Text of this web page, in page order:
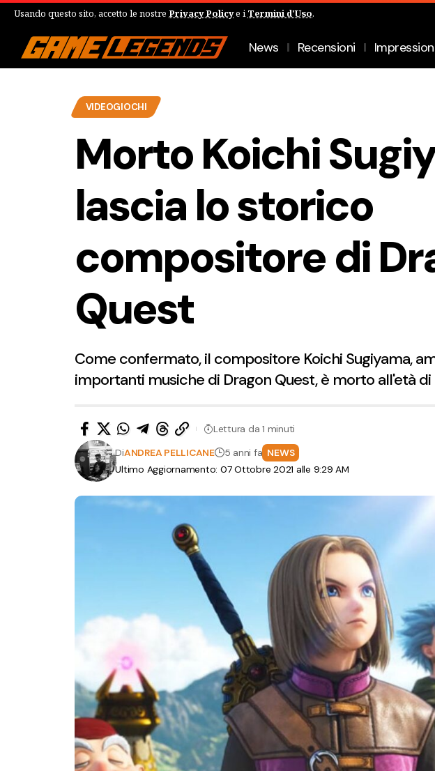
Usando questo sito, accetto le nostre Privacy Policye i Termini d'Uso.
News Recensioni
VIDEOGIOCHI
Morto Koichi
lascia lo storico
compositore di
Quest
Come confermato, il compositore Koichi Sugiyama,
importanti musiche di Dragon Quest, è morto all'età di
Ultimo Aggiornamento: 07 Ottobre 2021 alle 9:29 AM
DiANDREA PELLICANE 5 anni fa NEWS
Lettura da 1 minuti